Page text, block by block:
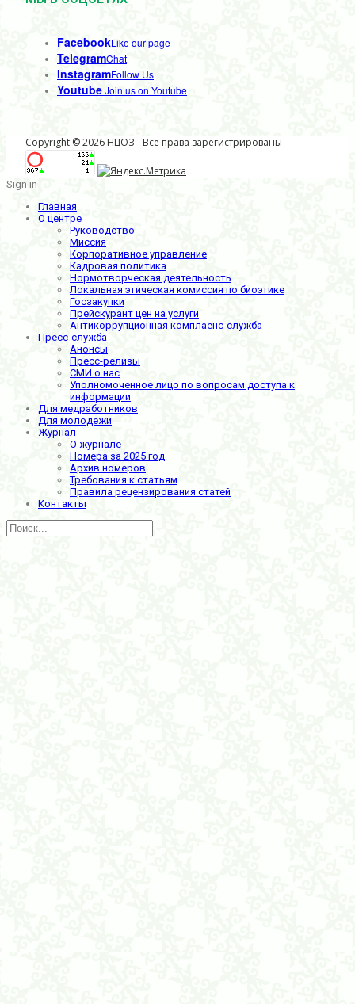
FacebookLike our page
TelegramChat
InstagramFollow Us
YoutubeJoin us on Youtube
Copyright © 2026 НЦОЗ - Все права зарегистрированы
Sign in
Главная
О центре
Руководство
Миссия
Корпоративное управление
Кадровая политика
Нормотворческая деятельность
Локальная этическая комиссия по биоэтике
Госзакупки
Прейскурант цен на услуги
Антикоррупционная комплаенс-служба
Пресс-служба
Анонсы
Пресс-релизы
СМИ о нас
Уполномоченное лицо по вопросам доступа к
информации
Для медработников
Для молодежи
Журнал
О журнале
Номера за 2025 год
Архив номеров
Требования к статьям
Правила рецензирования статей
Контакты